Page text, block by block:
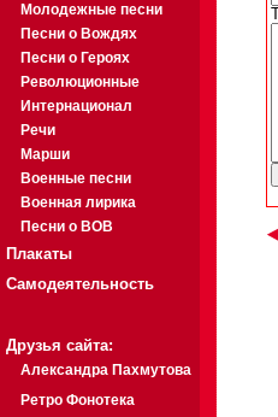
Молодежные песни
Песни о Вождях
Песни о Героях
Революционные
Интернационал
Речи
Марши
Военные песни
Военная лирика
Песни о ВОВ
Плакаты
Самодеятельность
Друзья сайта:
Александра Пахмутова
Ретро Фонотека